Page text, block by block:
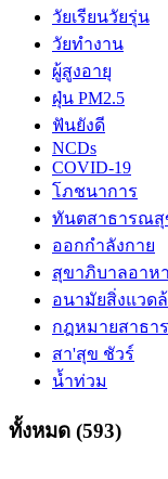
วัยเรียนวัยรุ่น
วัยทำงาน
ผู้สูงอายุ
ฝุ่น PM2.5
ฟันยังดี
NCDs
COVID-19
โภชนาการ
ทันตสาธารณสุ
ออกกำลังกาย
สุขาภิบาลอาห
อนามัยสิ่งแวด
กฎหมายสาธา
สา'สุข ชัวร์
น้ำท่วม
ทั้งหมด (593)